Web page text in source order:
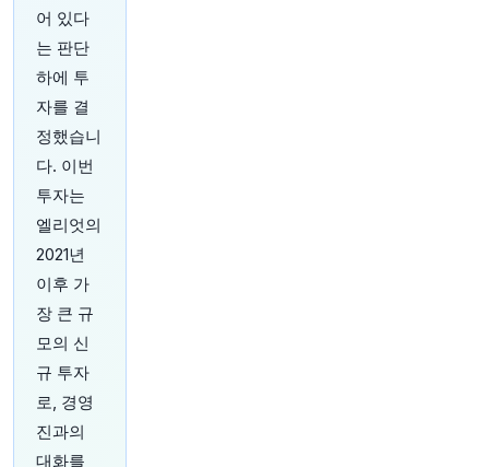
어 있다
는 판단
하에 투
자를 결
정했습니
다. 이번
투자는
엘리엇의
2021년
이후 가
장 큰 규
모의 신
규 투자
로, 경영
진과의
대화를